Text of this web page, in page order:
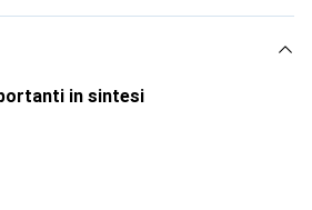
il marchio Noreve è una scelta
esigente.
in sintesi